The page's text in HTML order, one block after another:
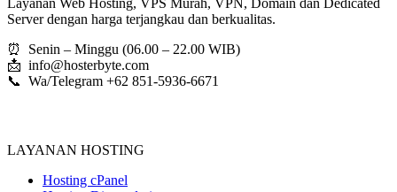
Server dengan harga terjangkau dan berkualitas.
⏰ Senin – Minggu (06.00 – 22.00 WIB)
📩 info@hosterbyte.com
📞 Wa/Telegram +62 851-5936-6671
LAYANAN HOSTING
Hosting cPanel